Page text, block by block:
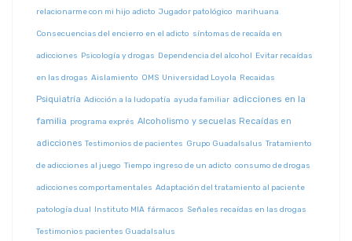
relacionarme con mi hijo adicto Jugador patológico marihuana
Consecuencias del encierro en el adicto síntomas de recaída en
adicciones Psicología y drogas Dependencia del alcohol Evitar recaídas
en las drogas Aislamiento OMS Universidad Loyola Recaidas
Psiquiatría Adicción a la ludopatía ayuda familiar adicciones en la
familia programa exprés Alcoholismo y secuelas Recaídas en
adicciones Testimonios de pacientes Grupo Guadalsalus Tratamiento
de adicciones al juego Tiempo ingreso de un adicto consumo de drogas
adicciones comportamentales Adaptación del tratamiento al paciente
patología dual Instituto MIA fármacos Señales recaídas en las drogas
Testimonios pacientes Guadalsalus